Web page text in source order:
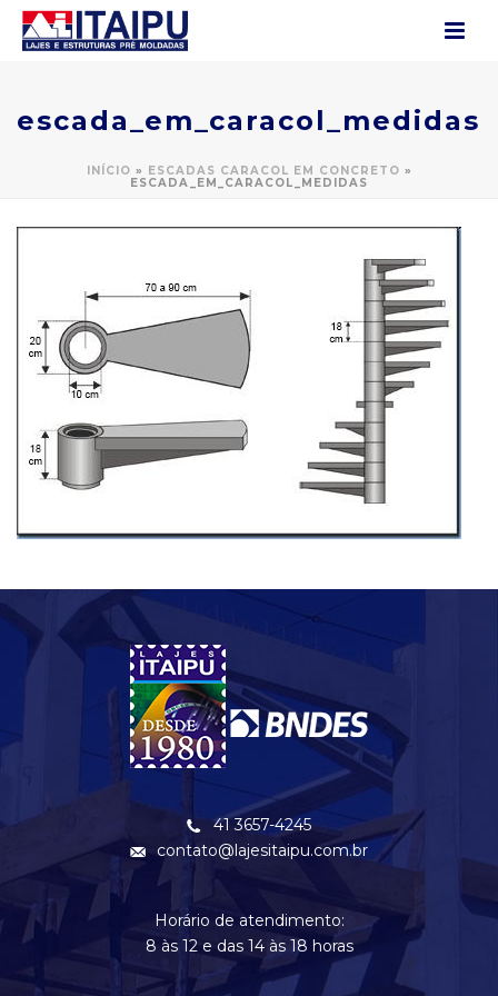
escada_em_caracol_medidas
INÍCIO » ESCADAS CARACOL EM CONCRETO »
ESCADA_EM_CARACOL_MEDIDAS
41 3657-4245
contato@lajesitaipu.com.br
Horário de atendimento:
8 às 12 e das 14 às 18 horas